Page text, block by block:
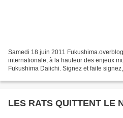
Samedi 18 juin 2011
internationale, à la hauteur des enjeux
Fukushima Daiichi. Signez et faite
LES RATS QUITTENT LE